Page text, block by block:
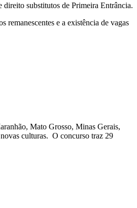
substitutos de Primeira Entrância.
e a existência de vagas
Mato Grosso, Minas Gerais,
culturas. O concurso traz 29